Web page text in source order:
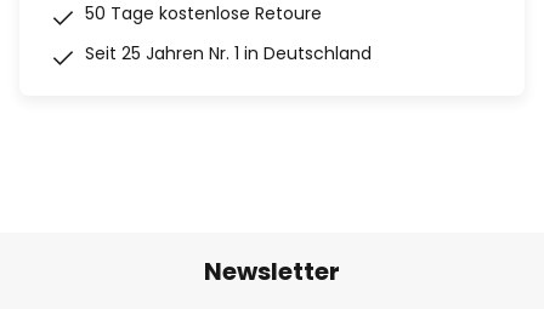
50 Tage kostenlose Retoure
Seit 25 Jahren Nr. 1 in Deutschland
Newsletter